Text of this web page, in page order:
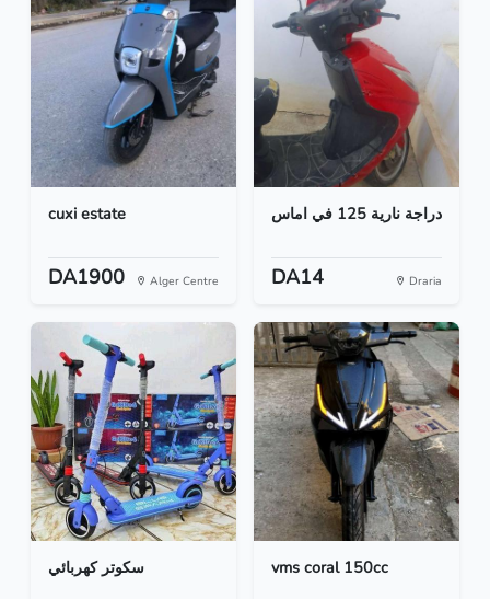
cuxi estate
DA1900 Alger Centre
دراجة نارية 125 في اماس
DA14 Draria
سكوتر كهربائي vms coral 150cc